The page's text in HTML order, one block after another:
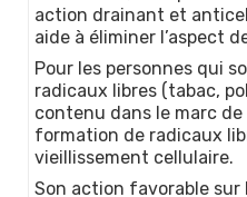
action drainant et
aide à éliminer l’aspect
Pour les personnes qui
radicaux libres (tabac,
contenu dans le marc
formation de radicaux
vieillissement cellulaire.
Son action favorable